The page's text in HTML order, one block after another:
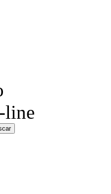
line